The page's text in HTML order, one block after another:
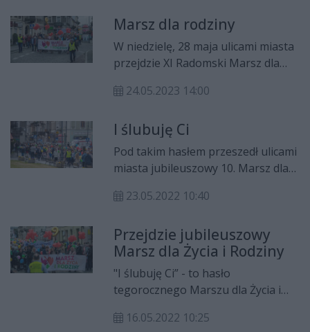
Marsz dla rodziny
W niedzielę, 28 maja ulicami miasta
przejdzie XI Radomski Marsz dla
na pl. Corazziego.
24.05.2023 14:00
I ślubuję Ci
Pod takim hasłem przeszedł ulicami
miasta jubileuszowy 10. Marsz dla
ponad tysiąc osób.
23.05.2022 10:40
Przejdzie jubileuszowy
Marsz dla Życia i Rodziny
"I ślubuję Ci” - to hasło
tegorocznego Marszu dla Życia i
Radomia. Na finał marszu
16.05.2022 10:25